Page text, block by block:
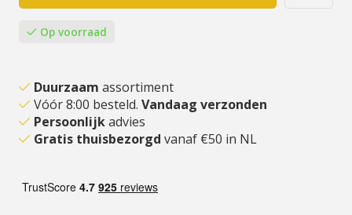
Op voorraad
Duurzaam assortiment
Vóór 8:00 besteld. Vandaag verzonden
Persoonlijkadvies
Gratis thuisbezorgd vanaf €50 in NL